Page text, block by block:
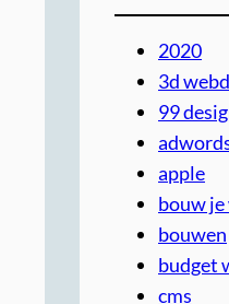
2020
3d
99
apple
bouw
bouwen
budget
cms